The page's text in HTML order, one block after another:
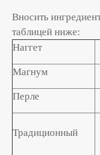
Вносить
таблицей ниже:
Наггет
Магнум
Перле
Традиционный